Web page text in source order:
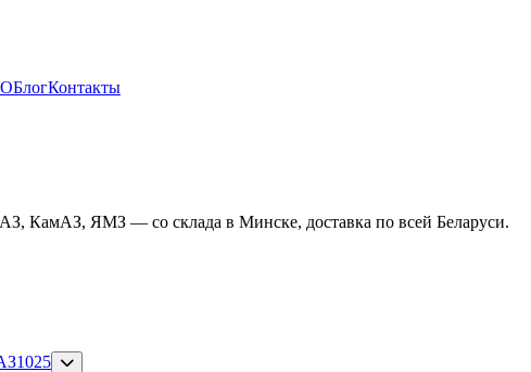
БлогКонтакты
КамАЗ, ЯМЗ — со склада в Минске, доставка по всей Беларуси.
1025